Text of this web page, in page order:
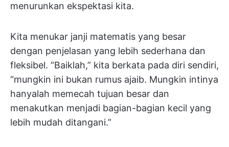
menurunkan ekspektasi kita.
Kita menukar janji matematis yang besar
dengan penjelasan yang lebih sederhana dan
fleksibel. “Baiklah,” kita berkata pada diri sendiri,
“mungkin ini bukan rumus ajaib. Mungkin intinya
hanyalah memecah tujuan besar dan
menakutkan menjadi bagian-bagian kecil yang
lebih mudah ditangani.”